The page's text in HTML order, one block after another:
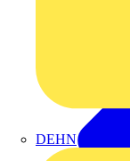
DEHN